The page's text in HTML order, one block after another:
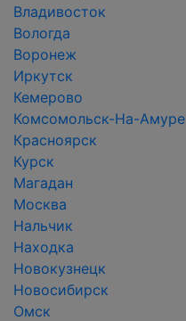
Владивосток
Вологда
Воронеж
Иркутск
Кемерово
Комсомольск-На-Амуре
Красноярск
Курск
Магадан
Москва
Нальчик
Находка
Новокузнецк
Новосибирск
Омск